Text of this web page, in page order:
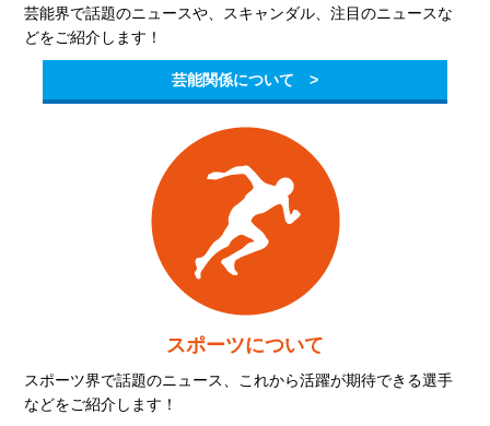
芸能界で話題のニュースや、スキャンダル、注目のニュースな
どをご紹介します！
芸能関係について >
スポーツについて
スポーツ界で話題のニュース、これから活躍が期待できる選手
などをご紹介します！